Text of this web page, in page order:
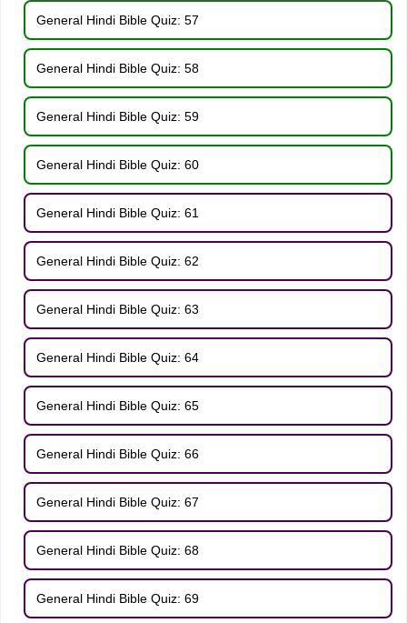
General Hindi Bible Quiz: 57
General Hindi Bible Quiz: 58
General Hindi Bible Quiz: 59
General Hindi Bible Quiz: 60
General Hindi Bible Quiz: 61
General Hindi Bible Quiz: 62
General Hindi Bible Quiz: 63
General Hindi Bible Quiz: 64
General Hindi Bible Quiz: 65
General Hindi Bible Quiz: 66
General Hindi Bible Quiz: 67
General Hindi Bible Quiz: 68
General Hindi Bible Quiz: 69